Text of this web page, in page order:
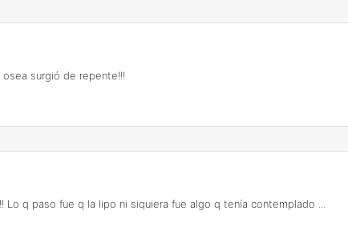
surgió de repente!!!
q paso fue q la lipo ni siquiera fue algo q tenía contemplado ...